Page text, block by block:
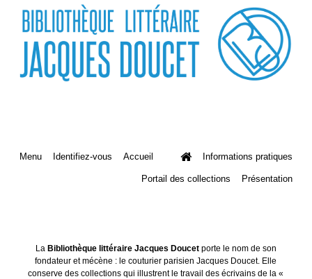
Menu Identifiez-vous Accueil Informations pratiques
Portail des collections Présentation
La Bibliothèque littéraire Jacques Doucetporte le nom de son
fondateur et mécène : le couturier parisien Jacques Doucet. Elle
conserve des collections qui illustrent le travail des écrivains de la «